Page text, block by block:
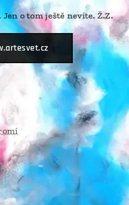
o tom ještě nevíte. Ž.Z.